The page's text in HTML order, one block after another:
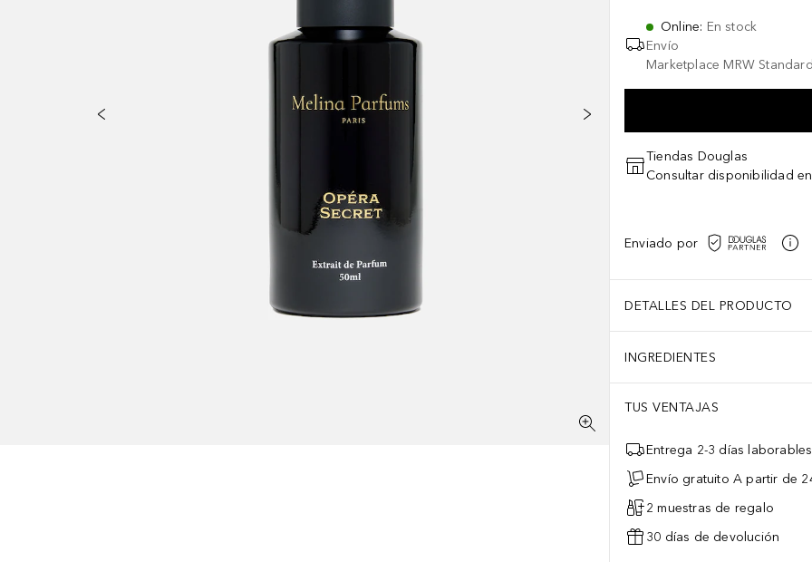
Online: En stock
Envío
Marketplace MRW
Tiendas Douglas
Consultar disponibilidad
Enviado por
DETALLES DEL PRODUCTO
INGREDIENTES
TUS VENTAJAS
Entrega 2-3 días laborables
Envío gratuito A partir de
2 muestras de regalo
30 días de devolución